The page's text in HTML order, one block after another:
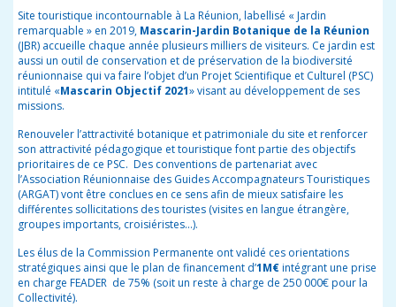
Site touristique incontournable à La Réunion, labellisé « Jardin
remarquable » en 2019, Mascarin-Jardin Botanique de la Réunion
(JBR) accueille chaque année plusieurs milliers de visiteurs. Ce jardin est
aussi un outil de conservation et de préservation de la biodiversité
réunionnaise qui va faire l’objet d’un Projet Scientifique et Culturel (PSC)
intitulé «Mascarin Objectif 2021» visant au développement de ses
missions.
Renouveler l’attractivité botanique et patrimoniale du site etrenforcer
son attractivité pédagogique et touristique font partie des objectifs
prioritaires de ce PSC. Des conventions de partenariat avec
l’Association Réunionnaise des Guides Accompagnateurs Touristiques
(ARGAT) vont être conclues en ce sens afin de mieux satisfaire les
différentes sollicitations des touristes (visites en langue étrangère,
groupes importants, croisiéristes…).
Les élus de la Commission Permanente ont validé ces orientations
stratégiques ainsi que le plan de financement d’1M€intégrant une prise
en charge FEADER de 75% (soit un reste à charge de 250 000€ pour la
Collectivité).